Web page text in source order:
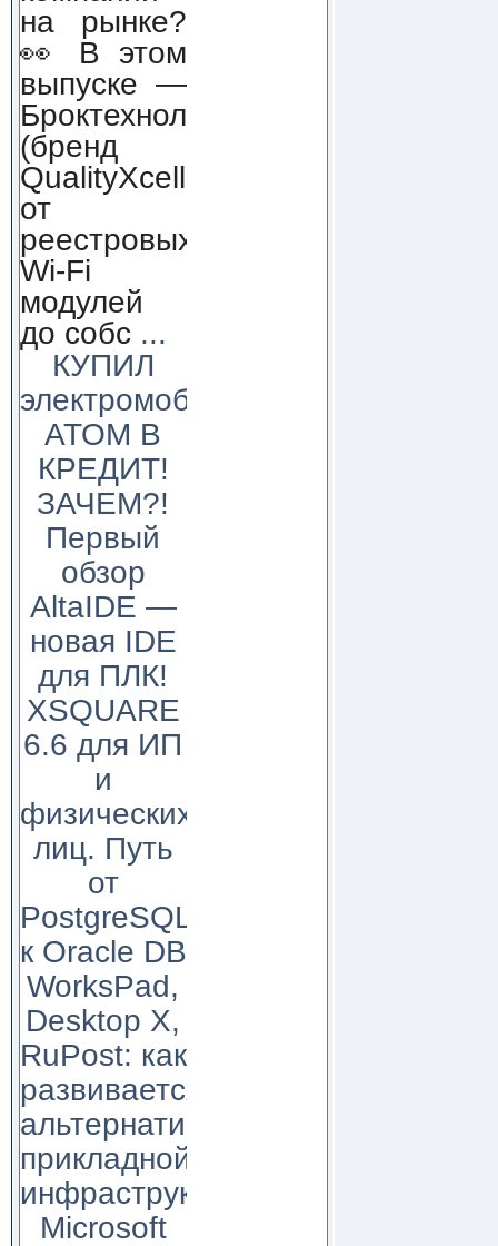
на рынке?
👀 В этом
выпуске —
Броктехнолоджи
(бренд
QualityXcellence):
от
реестровых
Wi-Fi
модулей
до собс ...
КУПИЛ
электромобиль
АТОМ В
КРЕДИТ!
ЗАЧЕМ?!
Первый
обзор
AltaIDE —
новая IDE
для ПЛК!
XSQUARE
6.6 для ИП
и
физических
лиц. Путь
от
PostgreSQL
к Oracle DB
WorksPad,
Desktop X,
RuPost: как
развивается
альтернатива
прикладной
инфраструктуре
Microsoft